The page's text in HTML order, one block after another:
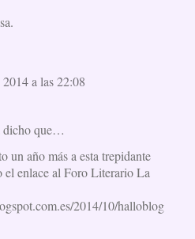
a las 22:08
dicho que…
un año más a esta trepidante
el enlace al Foro Literario La
2014/10/halloblog